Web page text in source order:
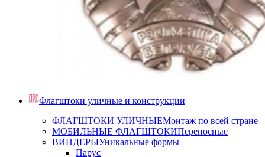
Флагштоки уличные и конструкции
ФЛАГШТОКИ УЛИЧНЫЕМонтаж по всей стране
МОБИЛЬНЫЕ ФЛАГШТОКИПереносные
ВИНДЕРЫУникальные формы
Парус